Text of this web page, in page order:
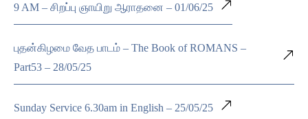
9 AM – சிறப்பு ஞாயிறு ஆராதனை – 01/06/25
புதன்கிழமை வேத பாடம் – The Book of ROMANS –
Part53 – 28/05/25
Sunday Service 6.30am in English – 25/05/25